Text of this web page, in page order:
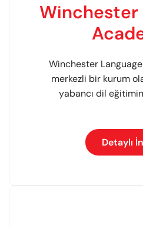
Winchester
Winchester
merkezli bir kurum
yabancı dil
Detaylı